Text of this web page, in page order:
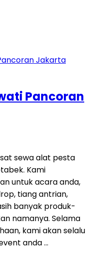
Pancoran
sewa alat pesta
Kami
untuk acara anda,
tiang antrian,
banyak produk-
namanya. Selama
kami akan selalu
anda …